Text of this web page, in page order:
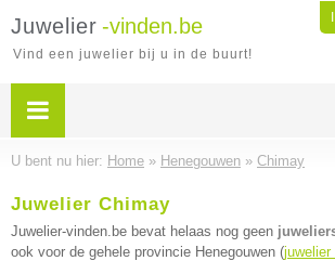
Juwelier -vinden.be
Vind een juwelier bij u in de buurt!
U bent nu hier: Home » Henegouwen » Chimay
Juwelier Chimay
Juwelier-vinden.be bevat helaas nog geen
ook voor de gehele provincie Henegouwen (juwelier